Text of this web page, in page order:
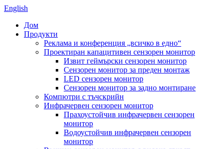
English
Дом
Продукти
Реклама и конференция „всичко в едно“
Проектиран капацитивен сензорен монитор
Извит геймърски сензорен монитор
Сензорен монитор за преден монтаж
LED сензорен монитор
Сензорен монитор за задно монтиране
Компютри с тъчскрийн
Инфрачервен сензорен монитор
Прахоустойчив инфрачервен сензорен
монитор
Водоустойчив инфрачервен сензорен
монитор